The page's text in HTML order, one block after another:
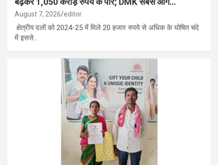
August 7, 2026 editor
क्षेत्रीय दलों को 2024-25 में मिले 20 हजार रुपये से अधिक के घोषित चंदे
में इससे…